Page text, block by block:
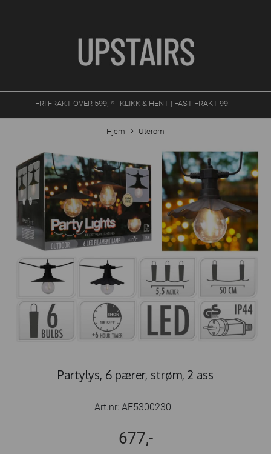
FRI FRAKT OVER 599,-* | KLIKK & HENT | FAST FRAKT 99.-
Hjem Uterom
Partylys, 6 pærer, strøm, 2 ass
Art.nr: AF5300230
677,-